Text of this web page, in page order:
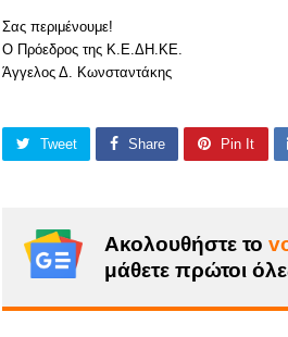
Σας περιμένουμε!
Ο Πρόεδρος της Κ.Ε.ΔΗ.ΚΕ.
Άγγελος Δ. Κωνσταντάκης
Tweet Share Pin It
Ακολουθήστε το
μάθετε πρώτοι